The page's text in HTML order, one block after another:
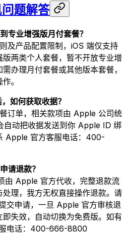
题解答
专业增强版月付套餐？
及产品配置限制，iOS 端仅支持
两类个人套餐，暂不开放专业增
办理月付套餐或其他版本套餐，
。
如何获取收据？
订单，相关款项由 Apple 公司统
自动把收据发送到你 Apple ID 绑
Apple 官方客服电话：400-
请退款？
由 Apple 官方代收，完整退款流
理，我方无权直接操作退款。请
交申请，一旦 Apple 官方审核退
失效，自动切换为免费版。如有
电话：400-666-8800